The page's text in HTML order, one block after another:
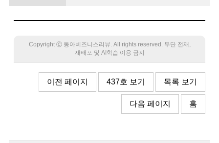
Copyright Ⓒ 동아비즈니스리뷰. All rights reserved. 무단 전재,
재배포 및 AI학습 이용 금지
이전 페이지 437호 보기 목록 보기
다음 페이지 홈